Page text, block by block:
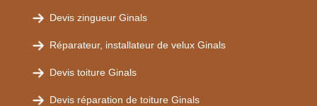
Devis zingueur Ginals
Réparateur, installateur de velux Ginals
Devis toiture Ginals
Devis réparation de toiture Ginals